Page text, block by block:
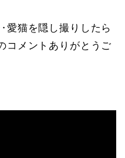
猫を隠し撮りしたら
コメントありがとうご